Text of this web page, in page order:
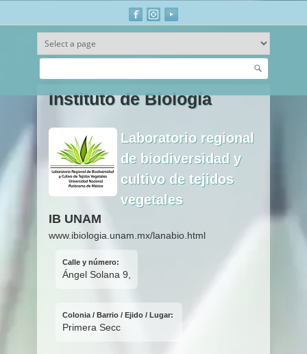
Buscar
Instituto de Biología
Laboratorio regional
de biodiversidad y
cultivo de tejidos
vegetales
IB UNAM
www.ibiologia.unam.mx/lanabio.html
Calle y número:
Ángel Solana 9,
Colonia / Barrio / Ejido / Lugar:
Primera Secc